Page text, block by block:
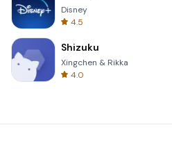
Disney
4.5
Shizuku
Xingchen & Rikka
4.0